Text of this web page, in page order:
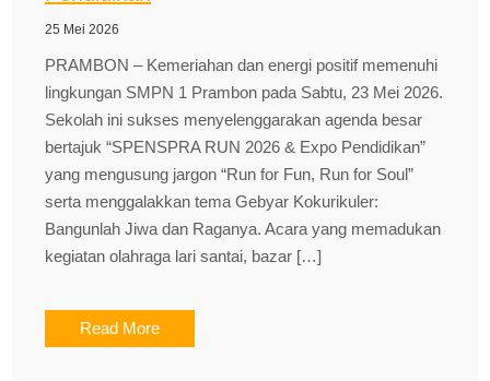
25 Mei 2026
PRAMBON – Kemeriahan dan energi positif memenuhi
lingkungan SMPN 1 Prambon pada Sabtu, 23 Mei 2026.
Sekolah ini sukses menyelenggarakan agenda besar
bertajuk “SPENSPRA RUN 2026 & Expo Pendidikan”
yang mengusung jargon “Run for Fun, Run for Soul”
serta menggalakkan tema Gebyar Kokurikuler:
Bangunlah Jiwa dan Raganya. Acara yang memadukan
kegiatan olahraga lari santai, bazar […]
Read More